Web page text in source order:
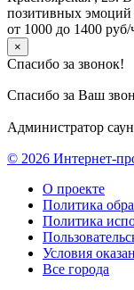
позитивных эмоций
от 1000 до 1400 руб/
×
Спасибо за звонок!
Спасибо за Ваш
Администратор
© 2026 Интернет-
О проекте
Политика
Политика
Условия
Все города